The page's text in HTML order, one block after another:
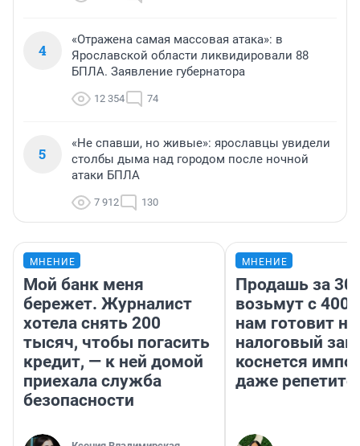
4
«Отражена самая массовая атака»: в
Ярославской области ликвидировали 88
БПЛА. Заявление губернатора
12 354 74
5
«Не спавши, но живые»: ярославцы увидели
столбы дыма над городом после ночной
атаки БПЛА
7 912 130
МНЕНИЕ
Мой банк меня
бережет. Журналист
хотела снять 200
тысяч, чтобы погасить
кредит, — к ней домой
приехала служба
безопасности
МНЕНИЕ
Продашь за
возьмут с
нам готовит
налоговый
коснется
даже